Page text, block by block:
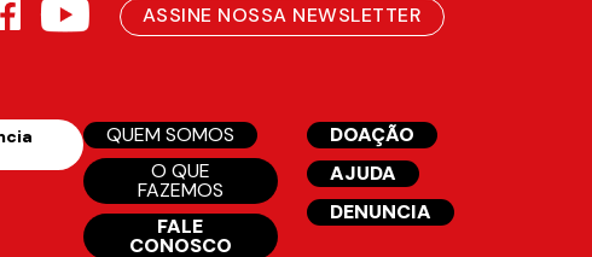
ASSINE NOSSA NEWSLETTER
QUEM SOMOS
O QUE
FAZEMOS
FALE
CONOSCO
DOAÇÃO
AJUDA
DENUNCIA